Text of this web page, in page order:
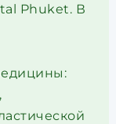
Phuket. В